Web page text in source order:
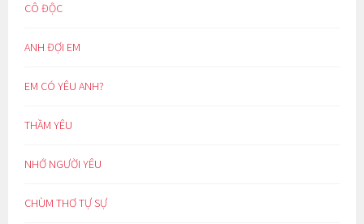
CÔ ĐỘC
ANH ĐỢI EM
EM CÓ YÊU ANH?
THẦM YÊU
NHỚ NGƯỜI YÊU
CHÙM THƠ TỰ SỰ